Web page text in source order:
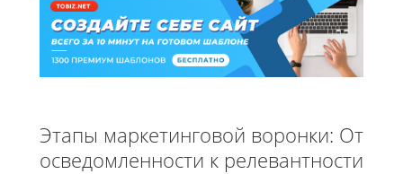
Этапы маркетинговой воронки: От
осведомленности к релевантности